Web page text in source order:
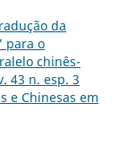
da
para o
chinês-
43 n. esp. 3
e Chinesas em